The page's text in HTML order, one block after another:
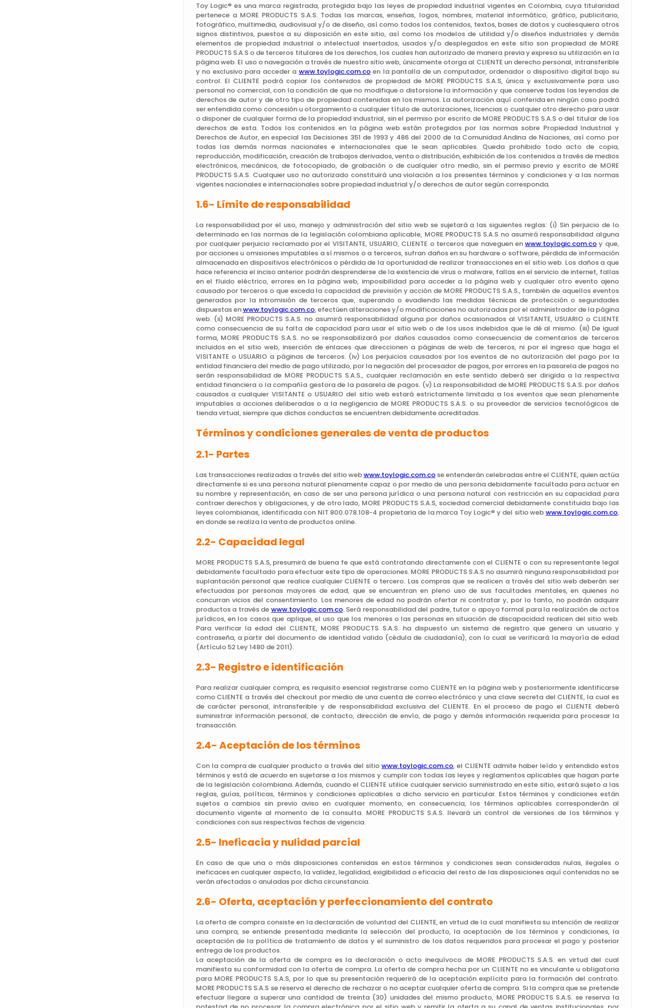
Toy Logic® es una marca registrada, protegida bajo las leyes de propiedad industrial vigentes en Colombia, cuya titularidad
pertenece a MORE PRODUCTS S.A.S. Todas las marcas, enseñas, logos, nombres, material informático, gráfico, publicitario,
fotográfico, multimedia, audiovisual y/o de diseño, así como todos los contenidos, textos, bases de datos y cualesquiera otros
signos distintivos, puestos a su disposición en este sitio, así como los modelos de utilidad y/o diseños industriales y demás
elementos de propiedad industrial o intelectual insertados, usados y/o desplegados en este sitio son propiedad de MORE
PRODUCTS S.A.S o de terceros titulares de los derechos, los cuales han autorizado de manera previa y expresa su utilización en la
página web. El uso o navegación a través de nuestro sitio web, únicamente otorga al CLIENTE un derecho personal, intransferible
y no exclusivo para acceder a www.toylogic.com.coen la pantalla de un computador, ordenador o dispositivo digital bajo su
control. El CLIENTE podrá copiar los contenidos de propiedad de MORE PRODUCTS S.A.S, única y exclusivamente para uso
personal no comercial, con la condición de que no modifique o distorsione la información y que conserve todas las leyendas de
derechos de autor y de otro tipo de propiedad contenidas en los mismos. La autorización aquí conferida en ningún caso podrá
ser entendida como concesión u otorgamiento a cualquier título de autorizaciones, licencias o cualquier otro derecho para usar
o disponer de cualquier forma de la propiedad industrial, sin el permiso por escrito de MORE PRODUCTS S.A.S o del titular de los
derechos de esta. Todos los contenidos en la página web están protegidos por las normas sobre Propiedad Industrial y
Derechos de Autor, en especial las Decisiones 351 de 1993 y 486 del 2000 de la Comunidad Andina de Naciones, así como por
todas las demás normas nacionales e internacionales que le sean aplicables. Queda prohibido todo acto de copia,
reproducción, modificación, creación de trabajos derivados, venta o distribución, exhibición de los contenidos a través de medios
electrónicos, mecánicos, de fotocopiado, de grabación o de cualquier otro medio, sin el permiso previo y escrito de MORE
PRODUCTS S.A.S. Cualquier uso no autorizado constituirá una violación a los presentes términos y condiciones y a las normas
vigentes nacionales e internacionales sobre propiedad industrial y/o derechos de autor según corresponda.
1.6- Límite de responsabilidad
La responsabilidad por el uso, manejo y administración del sitio web se sujetará a las siguientes reglas: (i) Sin perjuicio de lo
determinado en las normas de la legislación colombiana aplicable, MORE PRODUCTS S.A.S no asumirá responsabilidad alguna
por cualquier perjuicio reclamado por el VISITANTE, USUARIO, CLIENTE o terceros que naveguen enwww.toylogic.com.co y que,
por acciones u omisiones imputables a sí mismos o a terceros, sufran daños en su hardware o software, pérdida de información
almacenada en dispositivos electrónicos o pérdida de la oportunidad de realizar transacciones en el sitio web. Los daños a que
hace referencia el inciso anterior podrán desprenderse de la existencia de virus o malware, fallas en el servicio de internet, fallas
en el fluido eléctrico, errores en la página web, imposibilidad para acceder a la página web y cualquier otro evento ajeno
causado por terceros o que exceda la capacidad de previsión y acción de MORE PRODUCTS S.A.S., también de aquellos eventos
generados por la intromisión de terceros que, superando o evadiendo las medidas técnicas de protección o seguridades
dispuestas enwww.toylogic.com.co, efectúen alteraciones y/o modificaciones no autorizadas por el administrador de la página
web. (ii) MORE PRODUCTS S.A.S. no asumirá responsabilidad alguna por daños ocasionados al VISITANTE, USUARIO o CLIENTE
como consecuencia de su falta de capacidad para usar el sitio web o de los usos indebidos que le dé al mismo. (iii) De igual
forma, MORE PRODUCTS S.A.S. no se responsabilizará por daños causados como consecuencia de comentarios de terceros
incluidos en el sitio web, inserción de enlaces que direccionen a páginas de web de terceros, ni por el ingreso que haga el
VISITANTE o USUARIO a páginas de terceros. (iv) Los perjuicios causados por los eventos de no autorización del pago por la
entidad financiera del medio de pago utilizado, por la negación del procesador de pagos, por errores en la pasarela de pagos no
serán responsabilidad de MORE PRODUCTS S.A.S., cualquier reclamación en este sentido deberá ser dirigida a la respectiva
entidad financiera o la compañía gestora de la pasarela de pagos. (v) La responsabilidad de MORE PRODUCTS S.A.S. por daños
causados a cualquier VISITANTE o USUARIO del sitio web estará estrictamente limitada a los eventos que sean plenamente
imputables a acciones deliberadas o a la negligencia de MORE PRODUCTS S.A.S. o su proveedor de servicios tecnológicos de
tienda virtual, siempre que dichas conductas se encuentren debidamente acreditadas.
Términos y condiciones generales de venta de productos
2.1- Partes
Las transacciones realizadas a través del sitio webwww.toylogic.com.cose entenderán celebradas entre el CLIENTE, quien actúa
directamente si es una persona natural plenamente capaz o por medio de una persona debidamente facultada para actuar en
su nombre y representación, en caso de ser una persona jurídica o una persona natural con restricción en su capacidad para
contraer derechos y obligaciones, y de otro lado, MORE PRODUCTS S.A.S, sociedad comercial debidamente constituida bajo las
leyes colombianas, identificada con NIT 800.078.108-4 propietaria de la marca Toy Logic® y del sitio web www.toylogic.com.co,
en donde se realiza la venta de productos online.
2.2- Capacidad legal
MORE PRODUCTS S.A.S, presumirá de buena fe que está contratando directamente con el CLIENTE o con su representante legal
debidamente facultado para efectuar este tipo de operaciones. MORE PRODUCTS S.A.S no asumirá ninguna responsabilidad por
suplantación personal que realice cualquier CLIENTE o tercero. Las compras que se realicen a través del sitio web deberán ser
efectuadas por personas mayores de edad, que se encuentran en pleno uso de sus facultades mentales, en quienes no
concurran vicios del consentimiento. Los menores de edad no podrán ofertar ni contratar y, por lo tanto, no podrán adquirir
productos a través de www.toylogic.com.co. Será responsabilidad del padre, tutor o apoyo formal para la realización de actos
jurídicos, en los casos que aplique, el uso que los menores o las personas en situación de discapacidad realicen del sitio web.
Para verificar la edad del CLIENTE, MORE PRODUCTS S.A.S. ha dispuesto un sistema de registro que genera un usuario y
contraseña, a partir del documento de identidad valido (cédula de ciudadanía), con lo cual se verificará la mayoría de edad
(Artículo 52 Ley 1480 de 2011).
2.3- Registro e identificación
Para realizar cualquier compra, es requisito esencial registrarse como CLIENTE en la página web y posteriormente identificarse
como CLIENTE a través del checkout por medio de una cuenta de correo electrónico y una clave secreta del CLIENTE, la cual es
de carácter personal, intransferible y de responsabilidad exclusiva del CLIENTE. En el proceso de pago el CLIENTE deberá
suministrar información personal, de contacto, dirección de envío, de pago y demás información requerida para procesar la
transacción.
2.4- Aceptación de los términos
Con la compra de cualquier producto a través del sitiowww.toylogic.com.co, el CLIENTE admite haber leído y entendido estos
términos y está de acuerdo en sujetarse a los mismos y cumplir con todas las leyes y reglamentos aplicables que hagan parte
de la legislación colombiana. Además, cuando el CLIENTE utilice cualquier servicio suministrado en este sitio, estará sujeto a las
reglas, guías, políticas, términos y condiciones aplicables a dicho servicio en particular. Estos términos y condiciones están
sujetos a cambios sin previo aviso en cualquier momento, en consecuencia, los términos aplicables corresponderán al
documento vigente al momento de la consulta. MORE PRODUCTS S.A.S. llevará un control de versiones de los términos y
condiciones con sus respectivas fechas de vigencia.
2.5- Ineficacia y nulidad parcial
En caso de que una o más disposiciones contenidas en estos términos y condiciones sean consideradas nulas, ilegales o
ineficaces en cualquier aspecto, la validez, legalidad, exigibilidad o eficacia del resto de las disposiciones aquí contenidas no se
verán afectadas o anuladas por dicha circunstancia.
2.6- Oferta, aceptación y perfeccionamiento del contrato
La oferta de compra consiste en la declaración de voluntad del CLIENTE, en virtud de la cual manifiesta su intención de realizar
una compra, se entiende presentada mediante la selección del producto, la aceptación de los términos y condiciones, la
aceptación de la política de tratamiento de datos y el suministro de los datos requeridos para procesar el pago y posterior
entrega de los productos.
La aceptación de la oferta de compra es la declaración o acto inequívoco de MORE PRODUCTS S.A.S. en virtud del cual
manifiesta su conformidad con la oferta de compra. La oferta de compra hecha por un CLIENTE no es vinculante u obligatoria
para MORE PRODUCTS S.A.S, por lo que su presentación requerirá de la aceptación explícita para la formación del contrato.
MORE PRODUCTS S.A.S se reserva el derecho de rechazar o no aceptar cualquier oferta de compra. Si la compra que se pretende
efectuar llegare a superar una cantidad de treinta (30) unidades del mismo producto, MORE PRODUCTS S.A.S. se reserva la